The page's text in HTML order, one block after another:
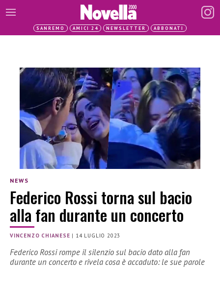
SANREMO AMICI 24 NEWSLETTER ABBONATI
NEWS
Federico Rossi torna sul bacio
alla fan durante un concerto
VINCENZO CHIANESE | 14 LUGLIO 2023
Federico Rossi rompe il silenzio sul bacio dato alla fan
durante un concerto e rivela cosa è accaduto: le sue parole